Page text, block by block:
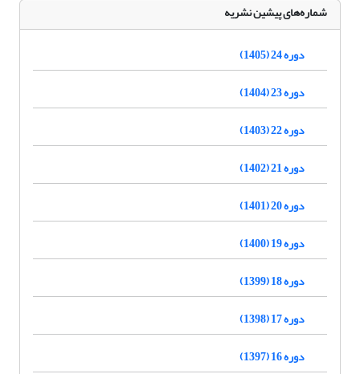
شماره‌های پیشین نشریه
دوره 24 (1405)
دوره 23 (1404)
دوره 22 (1403)
دوره 21 (1402)
دوره 20 (1401)
دوره 19 (1400)
دوره 18 (1399)
دوره 17 (1398)
دوره 16 (1397)